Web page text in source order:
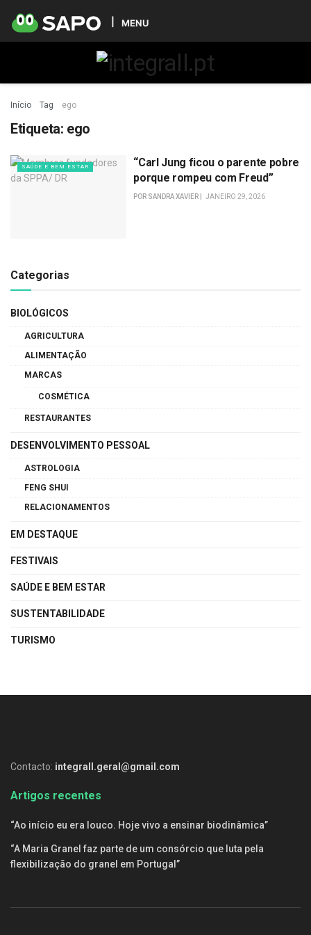
MENU
Início Tag ego
Etiqueta: ego
SAÚDE E BEM ESTAR
“Carl Jung ficou o parente pobre
porque rompeu com Freud”
POR SANDRA XAVIER JANEIRO 29, 2026
Categorias
BIOLÓGICOS
AGRICULTURA
ALIMENTAÇÃO
MARCAS
COSMÉTICA
RESTAURANTES
DESENVOLVIMENTO PESSOAL
ASTROLOGIA
FENG SHUI
RELACIONAMENTOS
EM DESTAQUE
FESTIVAIS
SAÚDE E BEM ESTAR
SUSTENTABILIDADE
TURISMO
Contacto: integrall.geral@gmail.com
Artigos recentes
“Ao início eu era louco. Hoje vivo a ensinar biodinâmica”
“A Maria Granel faz parte de um consórcio que luta pela
flexibilização do granel em Portugal”